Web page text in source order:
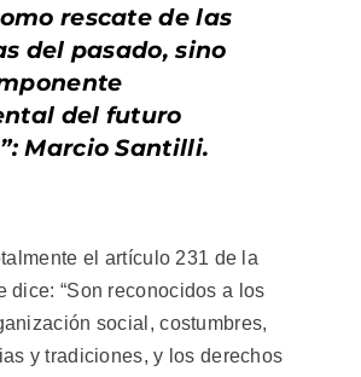
rescate de las
del pasado, sino
del futuro
Marcio Santilli.
el artículo 231 de la
dice: “Son reconocidos a los
social, costumbres,
y tradiciones, y los derechos